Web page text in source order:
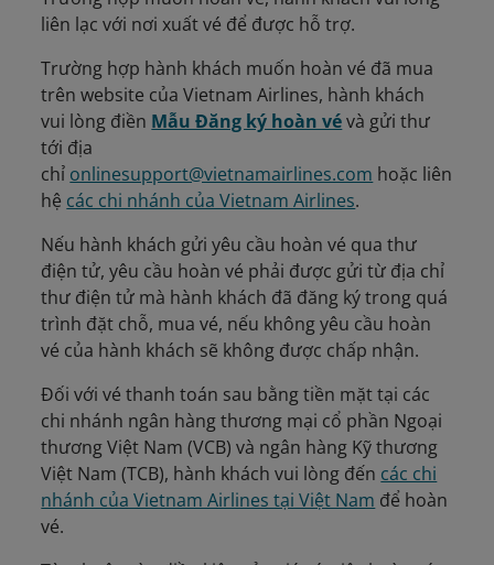
liên lạc với nơi xuất vé để được hỗ trợ.
Trường hợp hành khách muốn hoàn vé đã mua
trên website của Vietnam Airlines, hành khách
vui lòng điền Mẫu Đăng ký hoàn vévà gửi thư
tới địa
chỉ onlinesupport@vietnamairlines.com hoặc liên
hệ các chi nhánh của Vietnam Airlines.
Nếu hành khách gửi yêu cầu hoàn vé qua thư
điện tử, yêu cầu hoàn vé phải được gửi từ địa chỉ
thư điện tử mà hành khách đã đăng ký trong quá
trình đặt chỗ, mua vé, nếu không yêu cầu hoàn
vé của hành khách sẽ không được chấp nhận.
Đối với vé thanh toán sau bằng tiền mặt tại các
chi nhánh ngân hàng thương mại cổ phần Ngoại
thương Việt Nam (VCB) và ngân hàng Kỹ thương
Việt Nam (TCB), hành khách vui lòng đến các chi
nhánh của Vietnam Airlines tại Việt Nam để hoàn
vé.